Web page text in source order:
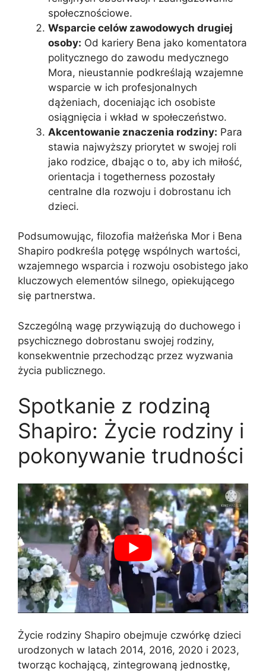
społecznościowe.
Wsparcie celów zawodowych drugiej
osoby: Od kariery Bena jako komentatora
politycznego do zawodu medycznego
Mora, nieustannie podkreślają wzajemne
wsparcie w ich profesjonalnych
dążeniach, doceniając ich osobiste
osiągnięcia i wkład w społeczeństwo.
Akcentowanie znaczenia rodziny: Para
stawia najwyższy priorytet w swojej roli
jako rodzice, dbając o to, aby ich miłość,
orientacja i togetherness pozostały
centralne dla rozwoju i dobrostanu ich
dzieci.
Podsumowując, filozofia małżeńska Mor i Bena
Shapiro podkreśla potęgę wspólnych wartości,
wzajemnego wsparcia i rozwoju osobistego jako
kluczowych elementów silnego, opiekującego
się partnerstwa.
Szczególną wagę przywiązują do duchowego i
psychicznego dobrostanu swojej rodziny,
konsekwentnie przechodząc przez wyzwania
życia publicznego.
Spotkanie z rodziną
Shapiro: Życie rodziny i
pokonywanie trudności
Życie rodziny Shapiro obejmuje czwórkę dzieci
urodzonych w latach 2014, 2016, 2020 i 2023,
tworząc kochającą, zintegrowaną jednostkę,